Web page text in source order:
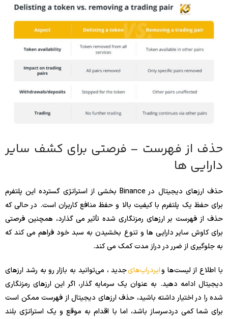
حذف از فهرست – فرصتی برای کشف سایر
دارایی ها
حذف ارزهای دیجیتال در Binance بخشی از استراتژی گسترده این پلتفرم
برای حفظ یک پلتفرم با کیفیت بالا و حفظ منافع کاربران است. در حالی که
حذف از فهرست بر ارزهای رمزنگاری شده تأثیر می گذارد، همچنین فرصتی
برای کاوش سایر دارایی ها و تنوع بخشیدن به سبد خود فراهم می کند که
به جلوگیری از ضرر در دراز مدت کمک می کند.
با اطلاع از لیست‌ها وایردراپ‌هایجدید ، می‌توانید به بازار رو به رشد ارزهای
دیجیتال ادامه دهید. به عنوان یک سرمایه گذار، اگر این ارزهای رمزنگاری
شده را در اختیار داشته باشید، حذف ارزهای دیجیتال از فهرست ممکن است
برای شما کمی دردسرساز باشد، اما با اقدام به موقع و یک استراتژی بلند